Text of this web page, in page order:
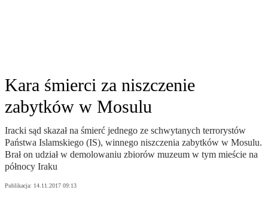
Kara śmierci za niszczenie
zabytków w Mosulu
Iracki sąd skazał na śmierć jednego ze schwytanych terrorystów
Państwa Islamskiego (IS), winnego niszczenia zabytków w Mosulu.
Brał on udział w demolowaniu zbiorów muzeum w tym mieście na
północy Iraku
Publikacja: 14.11.2017 09:13